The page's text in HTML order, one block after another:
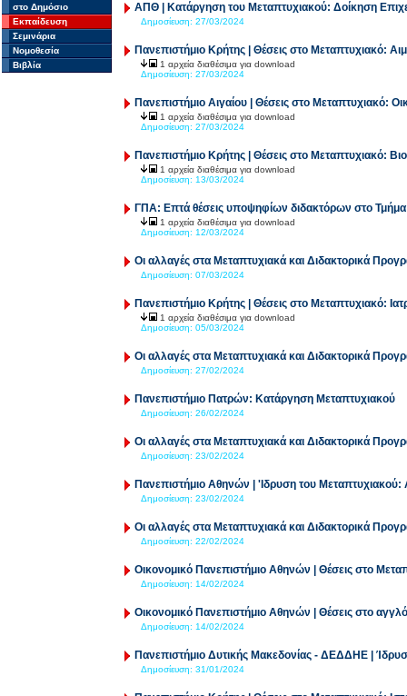
στο Δημόσιο
Εκπαίδευση
Σεμινάρια
Νομοθεσία
Βιβλία
ΑΠΘ | Κατάργηση του Μεταπτυχιακού: Δοίκηση
Δημοσίευση: 27/03/2024
Πανεπιστήμιο Κρήτης | Θέσεις στο Μεταπτυχιακό:
1 αρχεία διαθέσιμα για download
Δημοσίευση: 27/03/2024
Πανεπιστήμιο Αιγαίου | Θέσεις στο Μεταπτυχιακό:
1 αρχεία διαθέσιμα για download
Δημοσίευση: 27/03/2024
Πανεπιστήμιο Κρήτης | Θέσεις στο Μεταπτυχιακό:
1 αρχεία διαθέσιμα για download
Δημοσίευση: 13/03/2024
ΓΠΑ: Επτά θέσεις υποψηφίων διδακτόρων στο
1 αρχεία διαθέσιμα για download
Δημοσίευση: 12/03/2024
Οι αλλαγές στα Μεταπτυχιακά και Διδακτορικά
Δημοσίευση: 07/03/2024
Πανεπιστήμιο Κρήτης | Θέσεις στο Μεταπτυχιακό:
1 αρχεία διαθέσιμα για download
Δημοσίευση: 05/03/2024
Οι αλλαγές στα Μεταπτυχιακά και Διδακτορικά
Δημοσίευση: 27/02/2024
Πανεπιστήμιο Πατρών: Κατάργηση Μεταπτυχιακού
Δημοσίευση: 26/02/2024
Οι αλλαγές στα Μεταπτυχιακά και Διδακτορικά
Δημοσίευση: 23/02/2024
Πανεπιστήμιο Αθηνών | 'Ιδρυση του Μεταπτυχιακού:
Δημοσίευση: 23/02/2024
Οι αλλαγές στα Μεταπτυχιακά και Διδακτορικά
Δημοσίευση: 22/02/2024
Οικονομικό Πανεπιστήμιο Αθηνών | Θέσεις στο
Δημοσίευση: 14/02/2024
Οικονομικό Πανεπιστήμιο Αθηνών | Θέσεις στο
Δημοσίευση: 14/02/2024
Πανεπιστήμιο Δυτικής Μακεδονίας - ΔΕΔΔΗΕ |
Δημοσίευση: 31/01/2024